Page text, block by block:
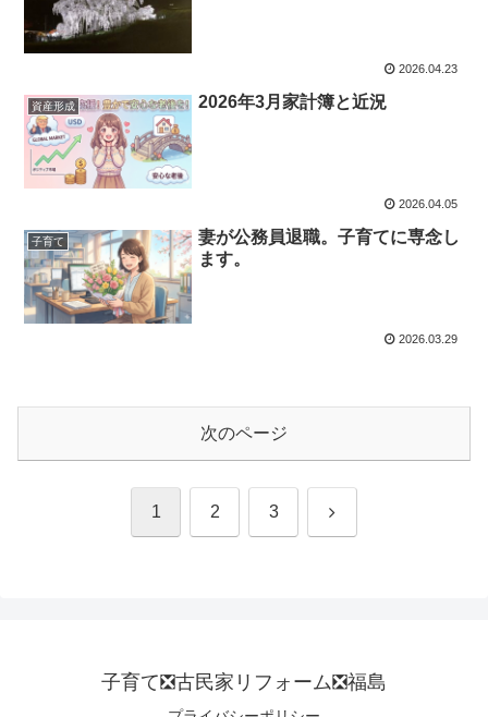
2026.04.23
資産形成 2026年3月家計簿と近況
2026.04.05
子育て
妻が公務員退職。子育てに専念し
ます。
2026.03.29
次のページ
1 2 3 次
子育て❎古民家リフォーム❎福島